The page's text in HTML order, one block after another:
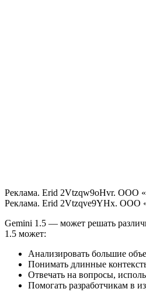
Реклама. Erid 2Vtzqw9oHvr. ООО
Реклама. Erid 2Vtzqve9YHx. ООО
Gemini 1.5 — может решать
1.5 может:
Анализировать большие
Понимать длинные
Отвечать на вопросы,
Помогать разработчикам в